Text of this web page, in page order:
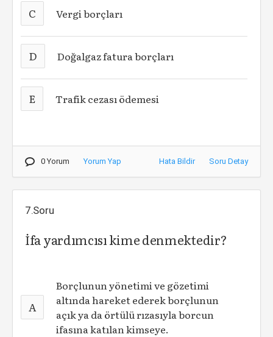
C Vergi borçları
D Doğalgaz fatura borçları
E Trafik cezası ödemesi
0 Yorum Yorum Yap Hata Bildir Soru Detay
7.Soru
İfa yardımcısı kime denmektedir?
A
Borçlunun yönetimi ve gözetimi
altında hareket ederek borçlunun
açık ya da örtülü rızasıyla borcun
ifasına katılan kimseye.